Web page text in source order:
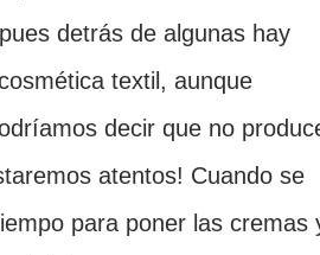
detrás de algunas hay
textil, aunque
decir que no
atentos! Cuando se
para poner las cremas